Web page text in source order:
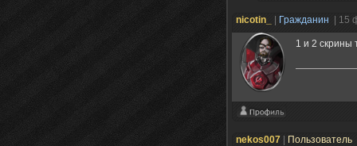
nicotin_ Гражданин | 15
1 и 2 скрины
nekos007 Пользователь